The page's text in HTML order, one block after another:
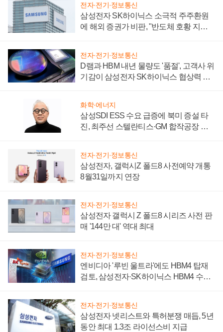
전자·전기·정보통신
삼성전자 SK하이닉스 소극적 주주환원
에 해외 증권가 비판, "반도체 호황 지속
전자·전기·정보통신
D램과 HBM 내년 물량도 '품절', 고객사 위
기감이 삼성전자 SK하이닉스 협상력 더
화학·에너지
삼성SDI ESS 수요 급증에 북미 증설 타
진, 최주선 스텔란티스·GM 합작공장 건
전자·전기·정보통신
삼성전자, 갤럭시Z 폴드8 사전예약 개통
8월31일까지 연장
전자·전기·정보통신
삼성전자 갤럭시 Z 폴드8 시리즈 사전 판
매 '144만 대' 역대 최대
전자·전기·정보통신
엔비디아 '루빈 울트라'에도 HBM4 탑재
검토, 삼성전자·SK하이닉스 HBM4 수율
전자·전기·정보통신
삼성전자 넷리스트와 특허분쟁 매듭, 5년
동안 최대 1.3조 라이선스비 지급